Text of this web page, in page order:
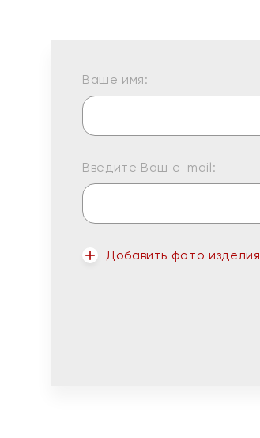
Ваше имя:
Введите Ваш e-mail:
Добавить фото изделия